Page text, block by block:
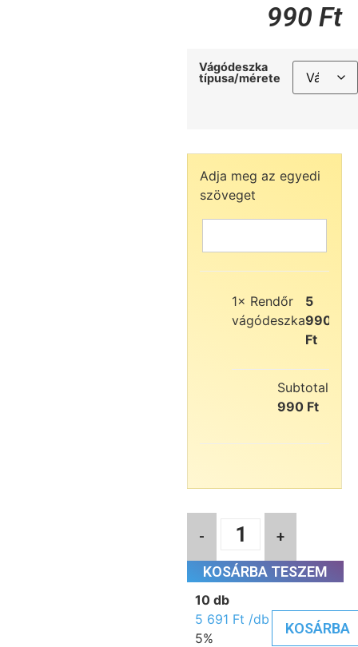
990 Ft
Vágódeszka
típusa/mérete
Adja meg az egyedi
szöveget
1× Rendőr
vágódeszka
5
990
Ft
Subtotal:
990 Ft
- +
KOSÁRBA TESZEM
10 db
5 691 Ft /db
5%
KOSÁRBA